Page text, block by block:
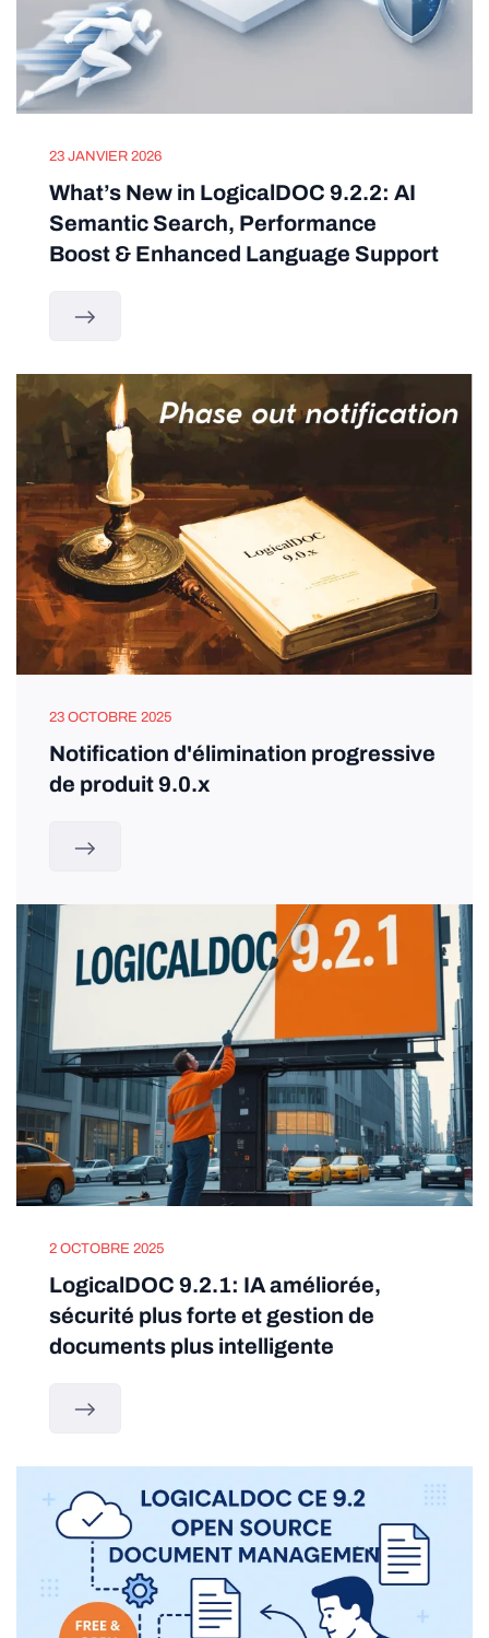
23 JANVIER 2026
What’s New in LogicalDOC 9.2.2: AI
Semantic Search, Performance
Boost & Enhanced Language Support
23 OCTOBRE 2025
Notification d'élimination progressive
de produit 9.0.x
2 OCTOBRE 2025
LogicalDOC 9.2.1: IA améliorée,
sécurité plus forte et gestion de
documents plus intelligente